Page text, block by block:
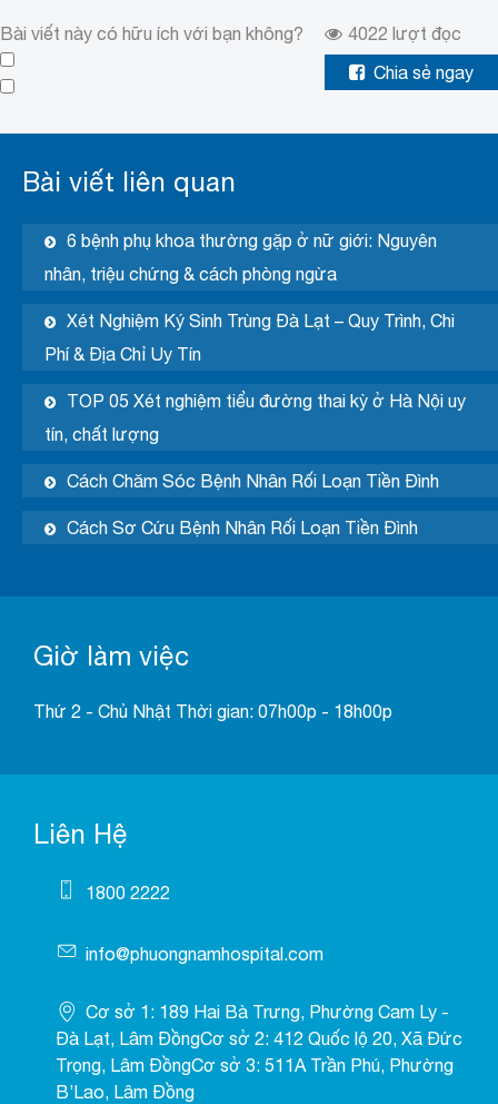
Bài viết này có hữu ích với bạn không? 4022 lượt đọc
Chia sẻ ngay
Bài viết liên quan
6 bệnh phụ khoa thường gặp ở nữ giới: Nguyên
nhân, triệu chứng & cách phòng ngừa
Xét Nghiệm Ký Sinh Trùng Đà Lạt – Quy Trình, Chi
Phí & Địa Chỉ Uy Tín
TOP 05 Xét nghiệm tiểu đường thai kỳ ở Hà Nội uy
tín, chất lượng
Cách Chăm Sóc Bệnh Nhân Rối Loạn Tiền Đình
Cách Sơ Cứu Bệnh Nhân Rối Loạn Tiền Đình
Giờ làm việc
Thứ 2 - Chủ Nhật Thời gian: 07h00p - 18h00p
Liên Hệ
1800 2222
info@phuongnamhospital.com
Cơ sở 1: 189 Hai Bà Trưng, Phường Cam Ly -
Đà Lạt, Lâm ĐồngCơ sở 2: 412 Quốc lộ 20, Xã Đức
Trọng, Lâm ĐồngCơ sở 3: 511A Trần Phú, Phường
B’Lao, Lâm Đồng